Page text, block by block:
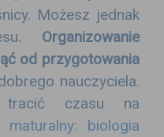
Możesz jednak
Organizowanie
od przygotowania
nauczyciela.
czasu na
maturalny: biologia